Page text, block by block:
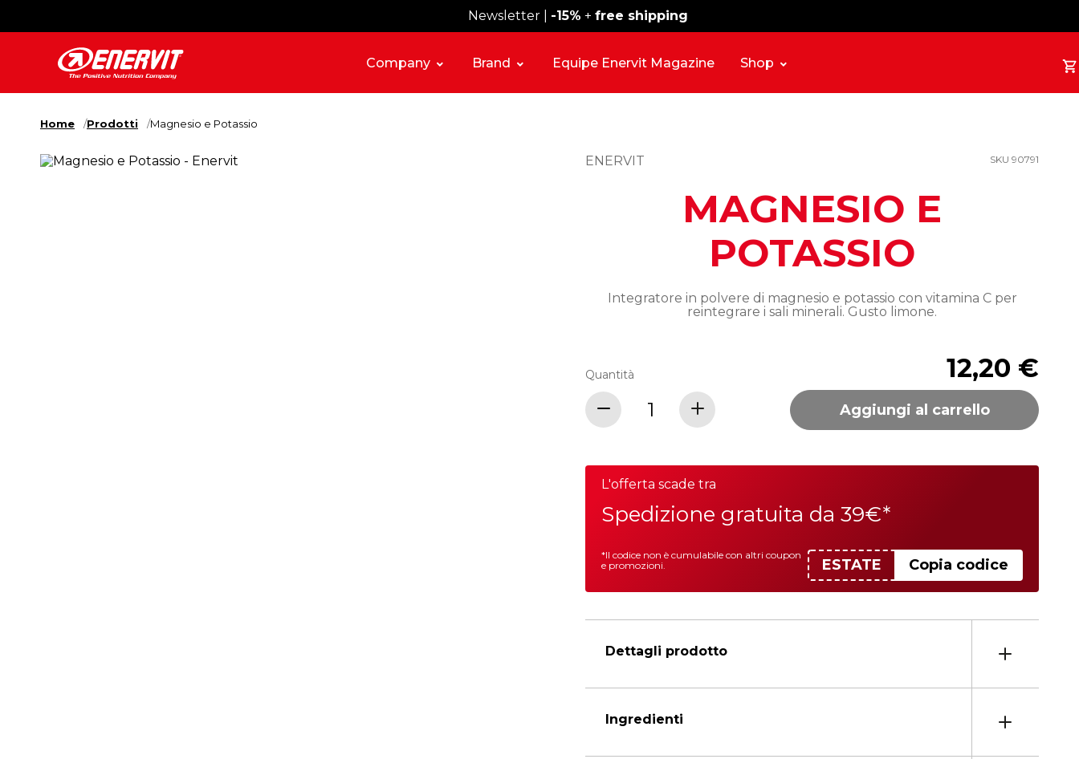
Spedizione gratuita sopra i 49€
Newsletter | -15% + free shipping
Company Brand Equipe Enervit Magazine Shop
Home Prodotti Magnesio e Potassio
ENERVIT SKU 90791
MAGNESIO E
POTASSIO
Integratore in polvere di magnesio e potassio con vitamina C per
reintegrare i sali minerali. Gusto limone.
12,20 €
Quantità
Aggiungi al carrello
L'offerta scade tra
Spedizione gratuita da 39€*
ESTATE Copia codice
*Il codice non è cumulabile con altri coupon
e promozioni.
Dettagli prodotto
Ingredienti